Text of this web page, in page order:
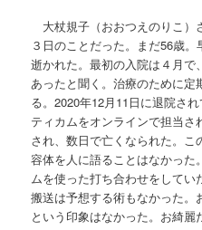
大杖規子（おおつえのりこ）
３日のことだった。まだ56歳
逝かれた。最初の入院は４月
あったと聞く。治療のために
る。2020年12月11日に退院さ
ティカムをオンラインで担当
され、数日で亡くなられた。
容体を人に語ることはなかった
ムを使った打ち合わせをして
搬送は予想する術もなかった。
という印象はなかった。お綺麗